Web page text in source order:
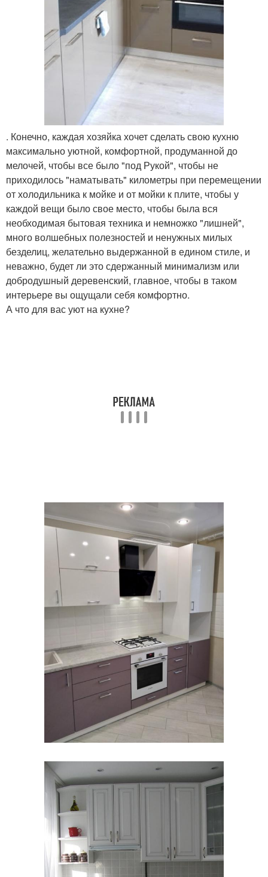
. Конечно, каждая хозяйка хочет сделать свою кухню
максимально уютной, комфортной, продуманной до
мелочей, чтобы все было "под Рукой", чтобы не
приходилось "наматывать" километры при перемещении
от холодильника к мойке и от мойки к плите, чтобы у
каждой вещи было свое место, чтобы была вся
необходимая бытовая техника и немножко "лишней",
много волшебных полезностей и ненужных милых
безделиц, желательно выдержанной в едином стиле, и
неважно, будет ли это сдержанный минимализм или
добродушный деревенский, главное, чтобы в таком
интерьере вы ощущали себя комфортно.
А что для вас уют на кухне?